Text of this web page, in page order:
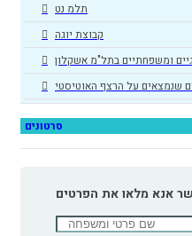
תלמ נט
קבוצת יוגה
ומשפחתיים בתל"מ אשקלון
שנמצאים על הרצף האוטיסטי
סרטונים
אנא מלאו את הפרטים